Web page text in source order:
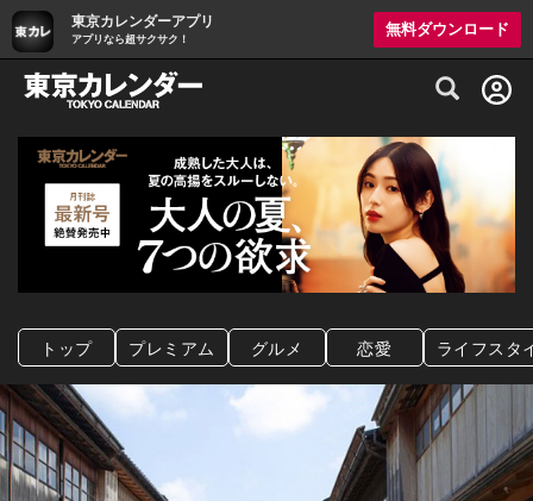
東京カレンダーアプリ
アプリなら超サクサク！
無料ダウンロード
グルメ情報・プレミアムレストラン予約
トップ プレミアム グルメ 恋愛 ライフスタ